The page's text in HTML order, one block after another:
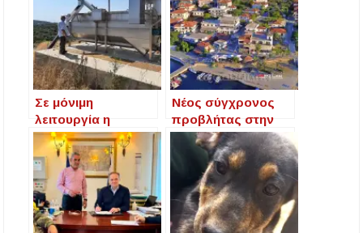
Σε μόνιμη
λειτουργία η
Μονάδα
Προεπεξεργασίας
Βοθρολυμάτων
στην Αμμουλιανή
Νέος σύγχρονος
προβλήτας στην
Αμμουλιανή –
Ενίσχυση της
ακτοπλοΐας με
ίδιους πόρους του
Λιμενικού Ταμείου